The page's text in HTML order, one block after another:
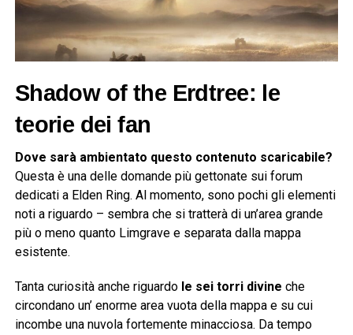
Shadow of the Erdtree: le
teorie dei fan
Dove sarà ambientato questo contenuto scaricabile?
Questa è una delle domande più gettonate sui forum
dedicati a Elden Ring. Al momento, sono pochi gli elementi
noti a riguardo – sembra che si tratterà di un’area grande
più o meno quanto Limgrave e separata dalla mappa
esistente.
Tanta curiosità anche riguardo le sei torri divine che
circondano un’ enorme area vuota della mappa e su cui
incombe una nuvola fortemente minacciosa. Da tempo